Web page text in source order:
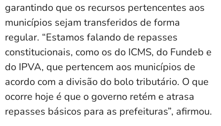
garantindo que os recursos pertencentes aos
municípios sejam transferidos de forma
regular. “Estamos falando de repasses
constitucionais, como os do ICMS, do Fundeb e
do IPVA, que pertencem aos municípios de
acordo com a divisão do bolo tributário. O que
ocorre hoje é que o governo retém e atrasa
repasses básicos para as prefeituras”, afirmou.